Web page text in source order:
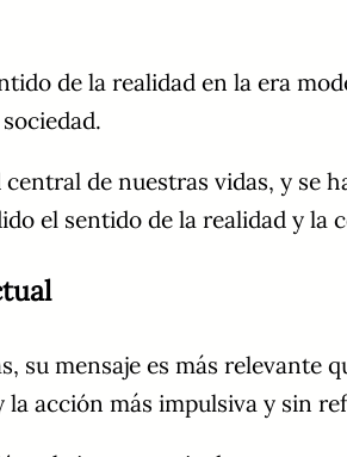
de la realidad en la era
de nuestras vidas, y se
el sentido de la realidad y la
su mensaje es más relevante
la acción más impulsiva y sin